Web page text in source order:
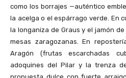
como los borrajes —auténtico
la acelga o el espárrago verde. En
la longaniza de Graus y el jamón
mesas zaragozanas. En
Aragón (frutas escarchadas
adoquines del Pilar y la trenza